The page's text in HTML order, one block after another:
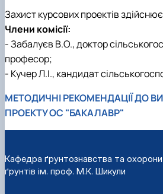
Захист курсових проектів
Члени комісії:
- Забалуєв В.О., доктор
професор;
- Кучер Л.І., кандидат
МЕТОДИЧНІ РЕКОМЕНДАЦІЇ ДО
ПРОЕКТУ ОС "БАКАЛАВР"
Кафедра ґрунтознавства та охорони
ґрунтів ім. проф. М.К. Шикули